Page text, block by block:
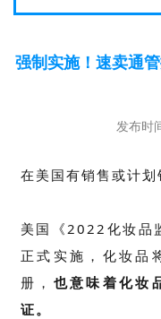
强制实施！速卖通
发布时
在美国有销售或计划
美国《2022化妆品
正式实施，化妆品
册， 也意味着化妆
证。